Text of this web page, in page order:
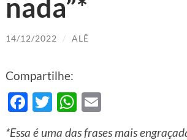
nada”*
14/12/2022 / ALÊ
Compartilhe:
Facebook
TwitterWhatsApp
*Essa é uma das frases mais